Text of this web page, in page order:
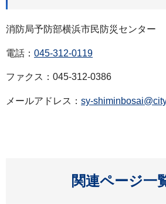
消防局予防部横浜市民防災センター
電話： 045-312-0119
ファクス：045-312-0386
メールアドレス： sy-
関連ページ一
開く